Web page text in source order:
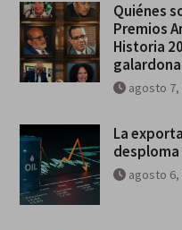
Quiénes
Premios
Historia
agosto 7,
La
desploma
agosto 6,